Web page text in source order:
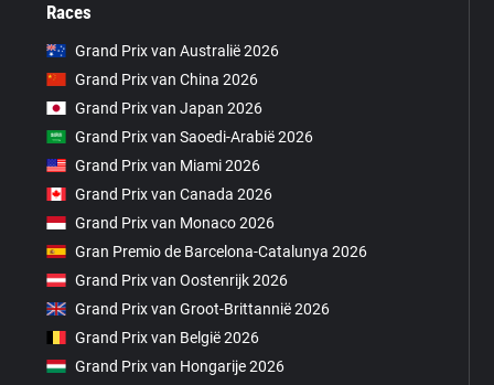
Races
Grand Prix van Australië 2026
Grand Prix van China 2026
Grand Prix van Japan 2026
Grand Prix van Saoedi-Arabië 2026
Grand Prix van Miami 2026
Grand Prix van Canada 2026
Grand Prix van Monaco 2026
Gran Premio de Barcelona-Catalunya 2026
Grand Prix van Oostenrijk 2026
Grand Prix van Groot-Brittannië 2026
Grand Prix van België 2026
Grand Prix van Hongarije 2026